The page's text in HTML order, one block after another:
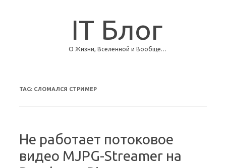
IT Блог
О Жизни, Вселенной и Вообще…
TAG: СЛОМАЛСЯ СТРИМЕР
Не работает потоковое
видео MJPG-Streamer на